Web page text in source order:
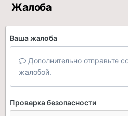
Жалоба
Ваша жалоба
Дополнительно отправьте
жалобой.
Проверка безопасности